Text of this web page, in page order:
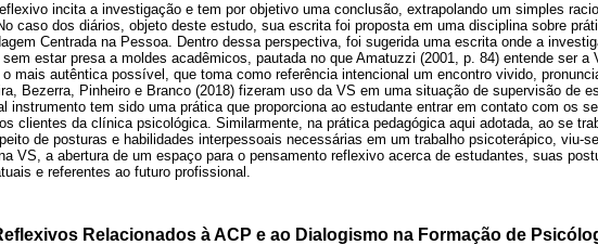
incita a investigação e tem por objetivo uma conclusão, extrapolando um simples
caso dos diários, objeto deste estudo, sua escrita foi proposta em uma disciplina sobre
Centrada na Pessoa. Dentro dessa perspectiva, foi sugerida uma escrita onde a
estar presa a moldes acadêmicos, pautada no que Amatuzzi (2001, p. 84) entende ser a
mais autêntica possível, que toma como referência intencional um encontro vivido,
Bezerra, Pinheiro e Branco (2018) fizeram uso da VS em uma situação de supervisão de
instrumento tem sido uma prática que proporciona ao estudante entrar em contato com os
clientes da clínica psicológica. Similarmente, na prática pedagógica aqui adotada, ao se
de posturas e habilidades interpessoais necessárias em um trabalho psicoterápico, viu-
VS, a abertura de um espaço para o pensamento reflexivo acerca de estudantes, suas
e referentes ao futuro profissional.
Relacionados à ACP e ao Dialogismo na Formação de